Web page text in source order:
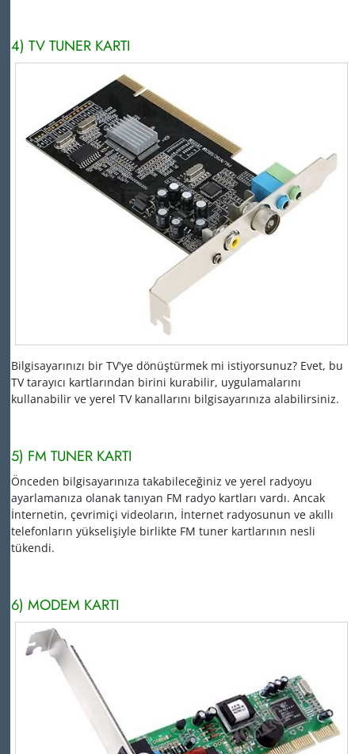
4) TV TUNER KARTI
Bilgisayarınızı bir TV'ye dönüştürmek mi istiyorsunuz? Evet, bu
TV tarayıcı kartlarından birini kurabilir, uygulamalarını
kullanabilir ve yerel TV kanallarını bilgisayarınıza alabilirsiniz.
5) FM TUNER KARTI
Önceden bilgisayarınıza takabileceğiniz ve yerel radyoyu
ayarlamanıza olanak tanıyan FM radyo kartları vardı. Ancak
İnternetin, çevrimiçi videoların, İnternet radyosunun ve akıllı
telefonların yükselişiyle birlikte FM tuner kartlarının nesli
tükendi.
6) MODEM KARTI